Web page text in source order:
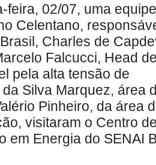
feira, 02/07, uma
Celentano,
Charles de
Falcucci, Head
pela alta tensão de
Silva Marquez, área
Pinheiro, da área
visitaram o Centro
em Energia do SENAI